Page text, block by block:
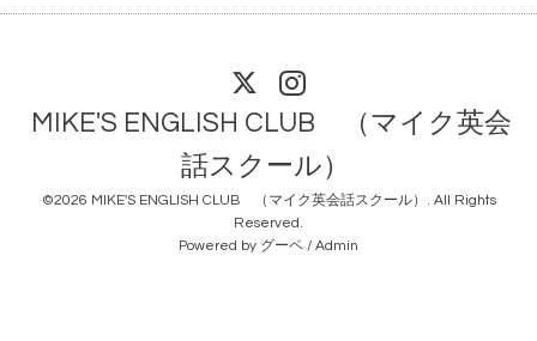
MIKE'S ENGLISH CLUB （マイク英会
話スクール）
©2026 MIKE'S ENGLISH CLUB （マイク英会話スクール）
. All Rights
Reserved.
Powered by グーペ / Admin